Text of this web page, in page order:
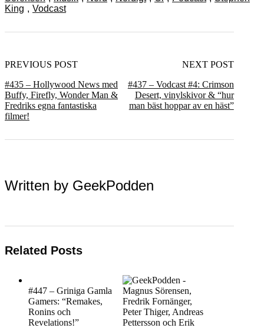
King , Vodcast
PREVIOUS POST
#435 – Hollywood News med
Buffy, Firefly, Wonder Man &
Fredriks egna fantastiska
filmer!
NEXT POST
#437 – Vodcast #4: Crimson
Desert, vinylskivor & “hur
man bäst hoppar av en häst”
Written by GeekPodden
Related Posts
#447 – Griniga Gamla
Gamers: “Remakes,
Ronins och
Revelations!”